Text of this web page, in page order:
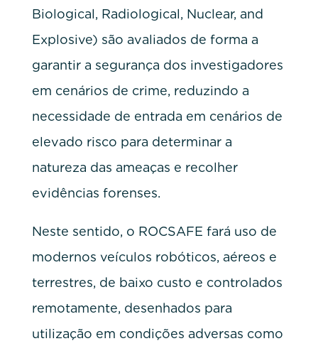
Biological, Radiological, Nuclear, and
Explosive) são avaliados de forma a
garantir a segurança dos investigadores
em cenários de crime, reduzindo a
necessidade de entrada em cenários de
elevado risco para determinar a
natureza das ameaças e recolher
evidências forenses.
Neste sentido, o ROCSAFE fará uso de
modernos veículos robóticos, aéreos e
terrestres, de baixo custo e controlados
remotamente, desenhados para
utilização em condições adversas como